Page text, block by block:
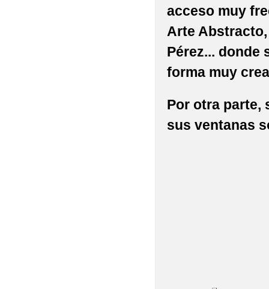
acceso muy
Arte
Pérez... donde
forma muy
Por otra parte,
sus ventanas